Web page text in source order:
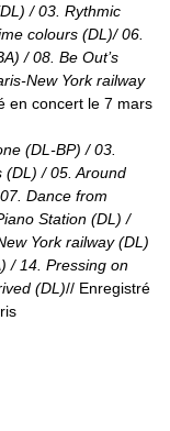
/ 03. Rythmic
colours (DL)/ 06.
/ 08. Be Out’s
New York railway
en concert le 7 mars
(DL-BP) / 03.
(DL) / 05. Around
Dance from
Station (DL) /
York railway (DL)
/ 14. Pressing on
(DL)// Enregistré